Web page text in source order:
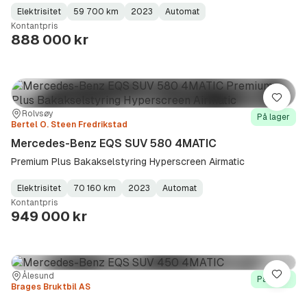
Fuel
Type:
Elektrisitet
Kilometerstand:
59 700 km
Model
Year:
2023
Gearbox
Type:
Automat
Kontantpris
888 000 kr
Sted:Rolvsøy
Forhandler:
Bertel O. Steen Fredrikstad
På lager
Mercedes-Benz EQS SUV 580 4MATIC
Premium Plus Bakakselstyring Hyperscreen Airmatic
Fuel
Type:
Elektrisitet
Kilometerstand:
70 160 km
Model
Year:
2023
Gearbox
Type:
Automat
Kontantpris
949 000 kr
Lagre
Sted:
Ålesund
Forhandler:
Brages Bruktbil AS
På lager
Lagre